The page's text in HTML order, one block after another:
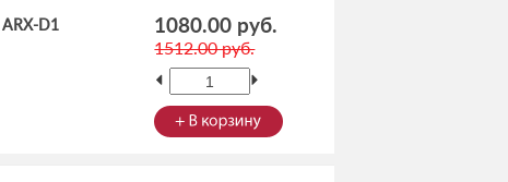
D1 1080.00 руб.
1512.00 руб.